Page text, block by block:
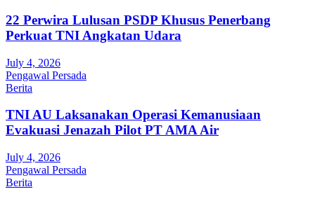
22 Perwira Lulusan PSDP Khusus Penerbang
Perkuat TNI Angkatan Udara
July 4, 2026
Pengawal Persada
Berita
TNI AU Laksanakan Operasi Kemanusiaan
Evakuasi Jenazah Pilot PT AMA Air
July 4, 2026
Pengawal Persada
Berita